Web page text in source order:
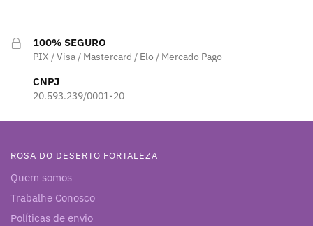
100% SEGURO
PIX / Visa / Mastercard / Elo / Mercado Pago
CNPJ
20.593.239/0001-20
ROSA DO DESERTO FORTALEZA
Quem somos
Trabalhe Conosco
Políticas de envio